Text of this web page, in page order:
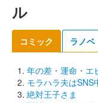
ル
コミック ラノベ
年の差・運命・エ
モラハラ夫はSNS
絶対王子さま